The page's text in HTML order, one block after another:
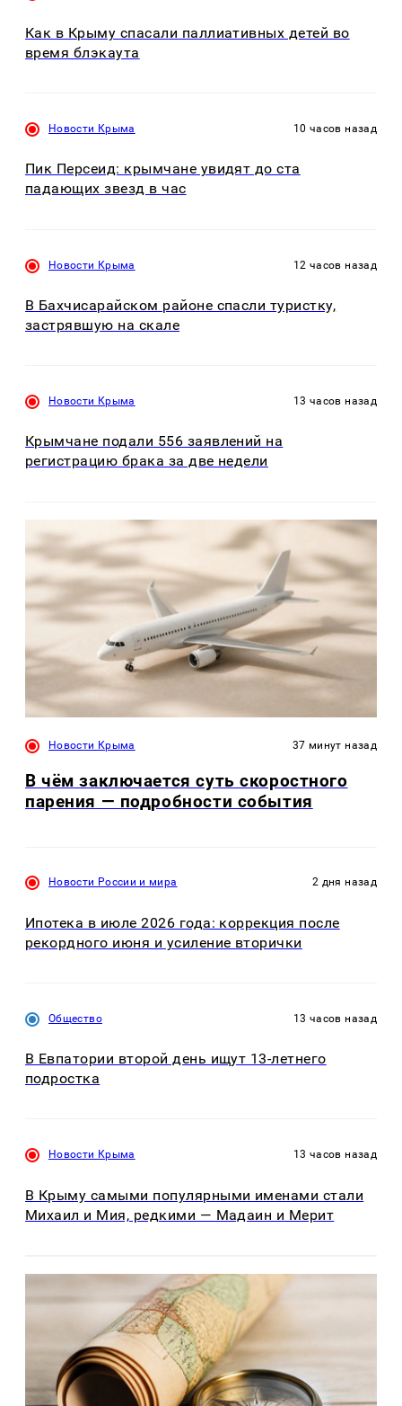
Как в Крыму спасали паллиативных детей во
время блэкаута
Новости Крыма 10 часов назад
Пик Персеид: крымчане увидят до ста
падающих звезд в час
Новости Крыма 12 часов назад
В Бахчисарайском районе спасли туристку,
застрявшую на скале
Новости Крыма 13 часов назад
Крымчане подали 556 заявлений на
регистрацию брака за две недели
Новости Крыма 37 минут назад
В чём заключается суть скоростного
парения — подробности события
Новости России и мира 2 дня назад
Ипотека в июле 2026 года: коррекция после
рекордного июня и усиление вторички
Общество 13 часов назад
В Евпатории второй день ищут 13-летнего
подростка
Новости Крыма 13 часов назад
В Крыму самыми популярными именами стали
Михаил и Мия, редкими — Мадаин и Мерит